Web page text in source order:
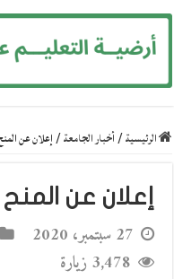
الرئيسية/أخبار الجامعة/إعلان عن
إعلان عن
27 سبتمبر، 2020
3,478 زيارة